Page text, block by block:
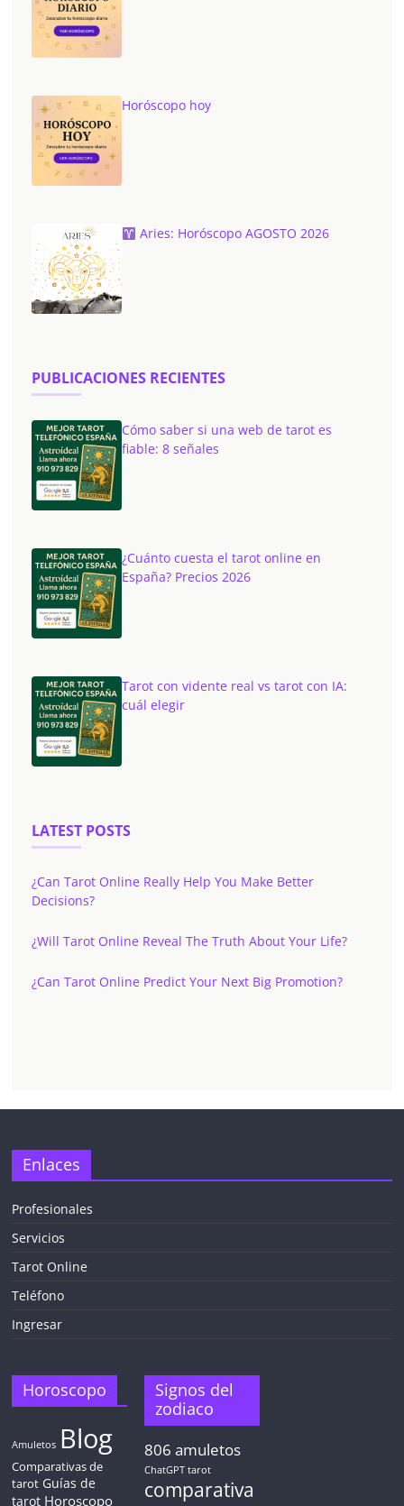
Horóscopo hoy
Aries: Horóscopo AGOSTO 2026
PUBLICACIONES RECIENTES
Cómo saber si una web de tarot es
fiable: 8 señales
¿Cuánto cuesta el tarot online en
España? Precios 2026
Tarot con vidente real vs tarot con IA:
cuál elegir
LATEST POSTS
¿Can Tarot Online Really Help You Make Better
Decisions?
¿Will Tarot Online Reveal The Truth About Your Life?
¿Can Tarot Online Predict Your Next Big Promotion?
Enlaces
Profesionales
Servicios
Tarot Online
Teléfono
Ingresar
Horoscopo
Amuletos Blog
Comparativas de
tarot Guías de
tarot Horoscopo
Signos del
zodiaco
806 amuletos
ChatGPT tarot
comparativa